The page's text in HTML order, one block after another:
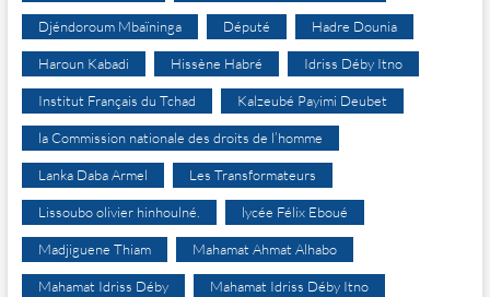
Djéndoroum Mbaïninga Député Hadre Dounia
Haroun Kabadi Hissène Habré Idriss Déby Itno
Institut Français du Tchad Kalzeubé Payimi Deubet
la Commission nationale des droits de l’homme
Lanka Daba Armel Les Transformateurs
Lissoubo olivier hinhoulné. lycée Félix Eboué
Madjiguene Thiam Mahamat Ahmat Alhabo
Mahamat Idriss Déby Mahamat Idriss Déby Itno